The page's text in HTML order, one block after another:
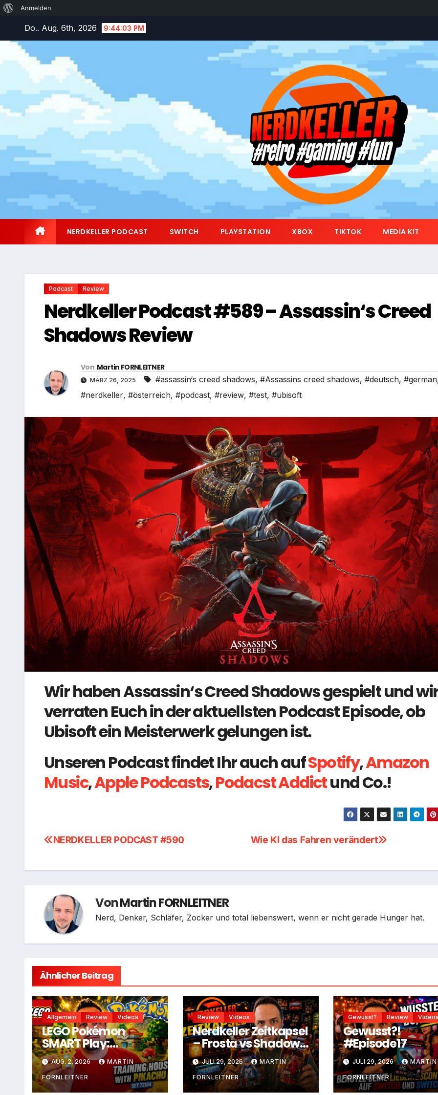
Über
Anmelden
springen
Do.. Aug. 6th, 2026 9:44:04 PM
NERDKELLER PODCAST SWITCH PLAYSTATION XBOX TIKTOK MEDIA KIT
Podcast Review
Nerdkeller Podcast #589 – Assassin‘s Creed
Shadows Review
Von Martin FORNLEITNER
MÄRZ 26, 2025 #assassin‘s creed shadows, #Assassins creed shadows, #deutsch, #german
#nerdkeller, #österreich, #podcast, #review, #test, #ubisoft
Wir haben Assassin‘s Creed Shadows gespielt und
verraten Euch in der aktuellsten Podcast Episode, ob
Ubisoft ein Meisterwerk gelungen ist.
Unseren Podcast findet Ihr auch aufSpotify,Amazon
Music,Apple Podcasts,Podacst Addictund Co.!
Beitragsnavigation Wie KI das Fahren verändert
NERDKELLER PODCAST #590
VonMartin FORNLEITNER
Nerd, Denker, Schläfer, Zocker und total liebenswert, wenn er nicht gerade Hunger hat.
Ähnlicher Beitrag
Allgemein Review Videos
LEGO Pokémon
SMART Play:
Trainingshaus mit
Pikachu
AUG. 2, 2026 MARTIN
FORNLEITNER
Review Videos
Nerdkeller Zeitkapsel
– Frosta vs Shadow
Weaver
JULI 29, 2026 MARTIN
FORNLEITNER
Gewusst? Review
Gewusst?!
#Episode17
JULI 29, 2026 MARTIN
FORNLEITNER